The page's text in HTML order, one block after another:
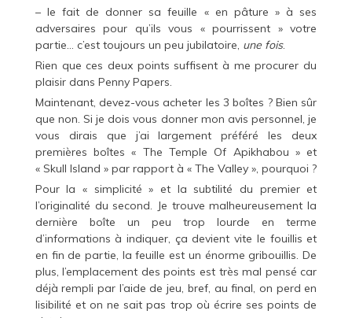
– le fait de donner sa feuille « en pâture » à ses
adversaires pour qu’ils vous « pourrissent » votre
partie… c’est toujours un peu jubilatoire, une fois.
Rien que ces deux points suffisent à me procurer du
plaisir dans Penny Papers.
Maintenant, devez-vous acheter les 3 boîtes ? Bien sûr
que non. Si je dois vous donner mon avis personnel, je
vous dirais que j’ai largement préféré les deux
premières boîtes « The Temple Of Apikhabou » et
« Skull Island » par rapport à « The Valley », pourquoi ?
Pour la « simplicité » et la subtilité du premier et
l’originalité du second. Je trouve malheureusement la
dernière boîte un peu trop lourde en terme
d’informations à indiquer, ça devient vite le fouillis et
en fin de partie, la feuille est un énorme gribouillis. De
plus, l’emplacement des points est très mal pensé car
déjà rempli par l’aide de jeu, bref, au final, on perd en
lisibilité et on ne sait pas trop où écrire ses points de